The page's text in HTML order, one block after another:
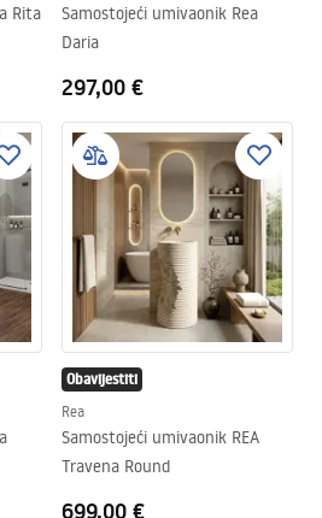
Rita
Samostojeći umivaonik Rea
Daria
297,00 €
Obavijestiti
Rea
Samostojeći umivaonik REA
Travena Round
699,00 €